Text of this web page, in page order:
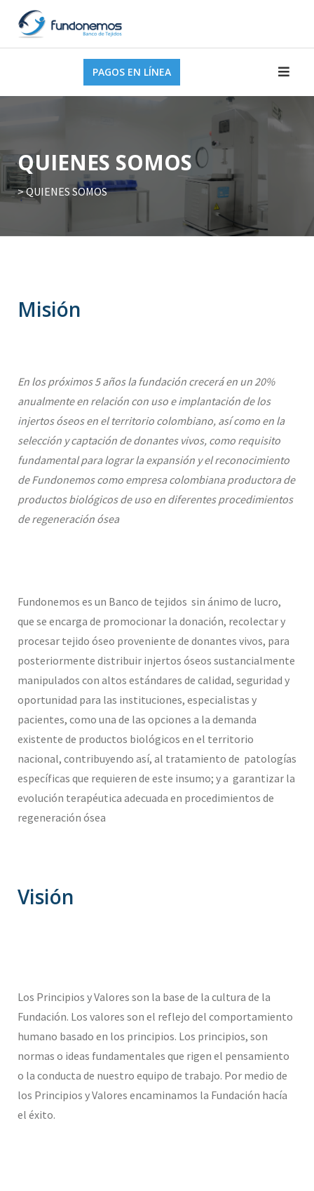
Saltar
contenido
PAGOS EN LÍNEA
QUIENES SOMOS
>QUIENES SOMOS
Misión
En los próximos 5 años la fundación crecerá en un 20%
anualmente en relación con uso e implantación de los
injertos óseos en el territorio colombiano, así como en la
selección y captación de donantes vivos, como requisito
fundamental para lograr la expansión y el reconocimiento
de Fundonemos como empresa colombiana productora de
productos biológicos de uso en diferentes procedimientos
de regeneración ósea
Fundonemos es un Banco de tejidos sin ánimo de lucro,
que se encarga de promocionar la donación, recolectar y
procesar tejido óseo proveniente de donantes vivos, para
posteriormente distribuir injertos óseos sustancialmente
manipulados con altos estándares de calidad, seguridad y
oportunidad para las instituciones, especialistas y
pacientes, como una de las opciones a la demanda
existente de productos biológicos en el territorio
nacional, contribuyendo así, al tratamiento de patologías
específicas que requieren de este insumo; y a garantizar la
evolución terapéutica adecuada en procedimientos de
regeneración ósea
Visión
Los Principios y Valores son la base de la cultura de la
Fundación. Los valores son el reflejo del comportamiento
humano basado en los principios. Los principios, son
normas o ideas fundamentales que rigen el pensamiento
o la conducta de nuestro equipo de trabajo. Por medio de
los Principios y Valores encaminamos la Fundación hacía
el éxito.